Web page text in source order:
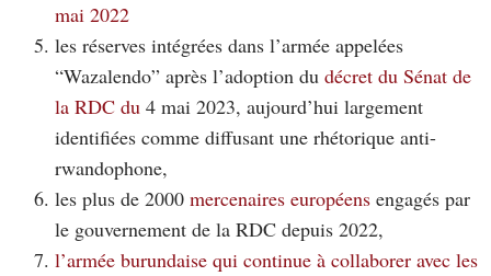
mai 2022
les réserves intégrées dans l’armée appelées
“Wazalendo” après l’adoption du décret du Sénat de
la RDC du 4 mai 2023, aujourd’hui largement
identifiées comme diffusant une rhétorique anti-
rwandophone,
les plus de 2000 mercenaires européens engagés par
le gouvernement de la RDC depuis 2022,
l’armée burundaise qui continue à collaborer avec les